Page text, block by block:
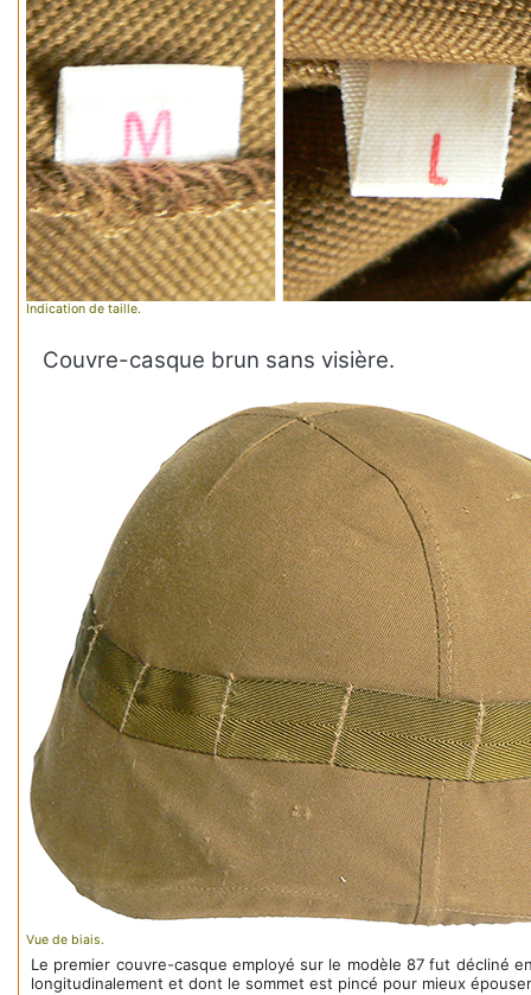
Indication de taille.
Couvre-casque brun sans visière.
Vue de biais.
Le premier couvre-casque employé sur le modèle 87 fut décliné
longitudinalement et dont le sommet est pincé pour mieux